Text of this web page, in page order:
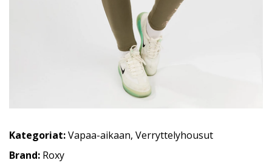
Kategoriat:Vapaa-aikaan, Verryttelyhousut
Brand: Roxy